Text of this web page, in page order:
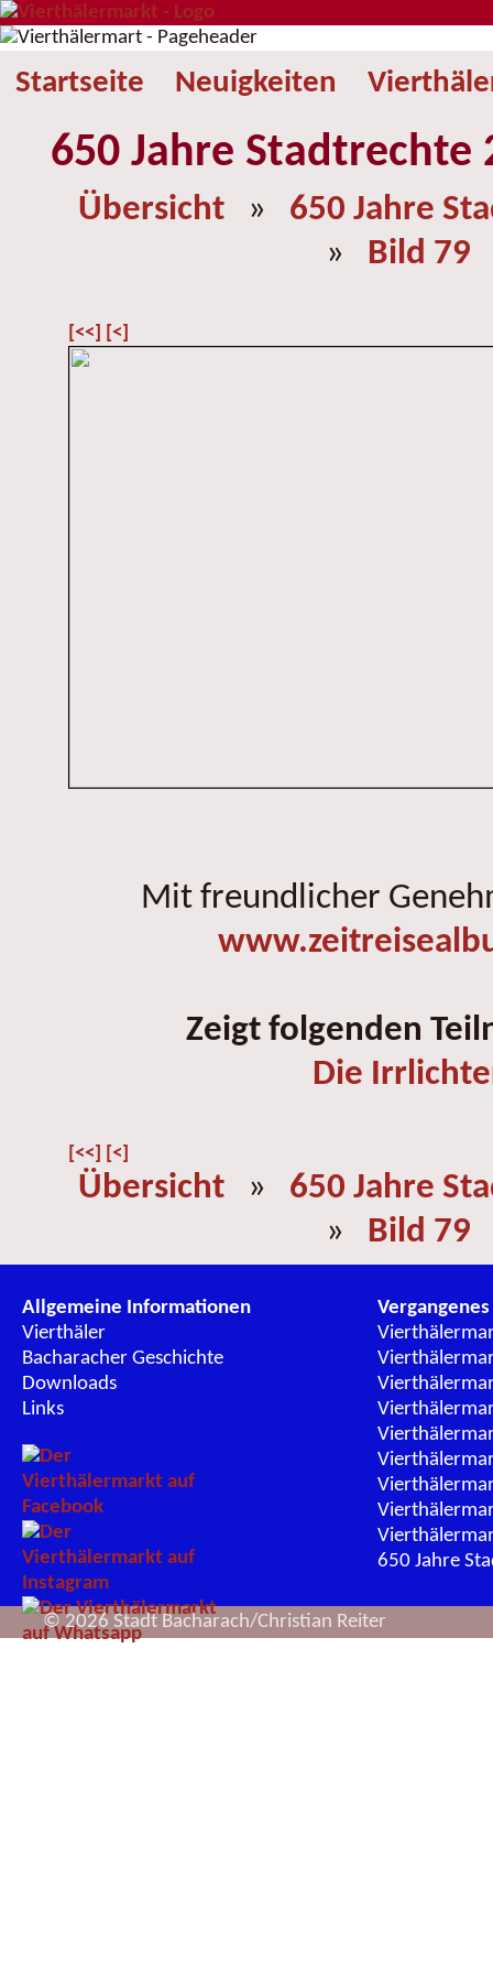
Startseite Neuigkeiten
650 Jahre Stadtrechte
Übersicht » 650 Jahre
» Bild 79
[<<] [<]
Mit freundlicher
Zeigt folgenden
Die
[<<] [<]
Übersicht » 650 Jahre
» Bild 79
Allgemeine Informationen
Vierthäler
Bacharacher Geschichte
Downloads
Links
Vergangenes
650 Jahre
© 2026 Stadt Bacharach/Christian Reiter